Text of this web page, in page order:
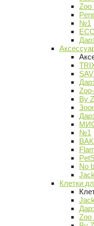
№1
By
№1
No
Клетки